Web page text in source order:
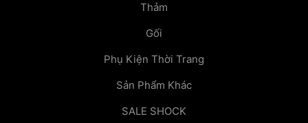
Thảm
Gối
Phụ Kiện Thời Trang
Sản Phẩm Khác
SALE SHOCK